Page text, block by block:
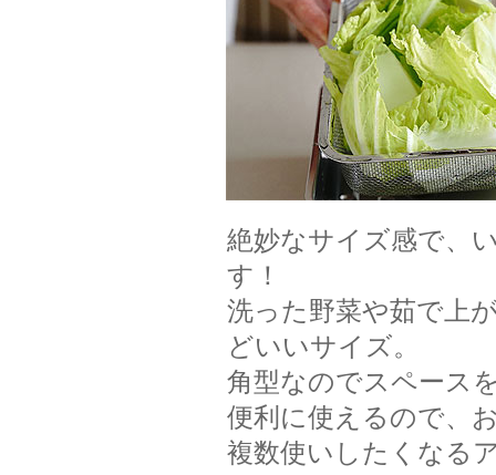
絶妙なサイズ感で、
す！
洗った野菜や茹で上
どいいサイズ。
角型なのでスペース
便利に使えるので、
複数使いしたくなる